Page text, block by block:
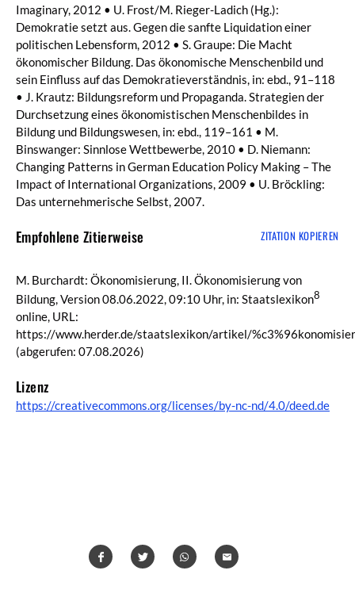
Imaginary, 2012 • U. Frost/M. Rieger-Ladich (Hg.):
Demokratie setzt aus. Gegen die sanfte Liquidation einer
politischen Lebensform, 2012 • S. Graupe: Die Macht
ökonomischer Bildung. Das ökonomische Menschenbild und
sein Einfluss auf das Demokratieverständnis, in: ebd., 91–118
• J. Krautz: Bildungsreform und Propaganda. Strategien der
Durchsetzung eines ökonomistischen Menschenbildes in
Bildung und Bildungswesen, in: ebd., 119–161 • M.
Binswanger: Sinnlose Wettbewerbe, 2010 • D. Niemann:
Changing Patterns in German Education Policy Making – The
Impact of International Organizations, 2009 • U. Bröckling:
Das unternehmerische Selbst, 2007.
Empfohlene Zitierweise ZITATION KOPIEREN
M. Burchardt: Ökonomisierung, II. Ökonomisierung von
Bildung, Version 08.06.2022, 09:10 Uhr, in: Staatslexikon8
online, URL:
https://www.herder.de/staatslexikon/artikel/
(abgerufen: 07.08.2026)
Lizenz
https://creativecommons.org/licenses/by-nc-nd/4.0/deed.de